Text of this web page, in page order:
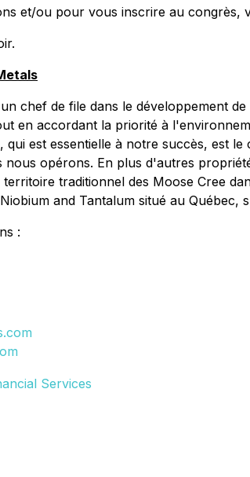
et/ou pour vous inscrire au congrès,
chef de file dans le développement
en accordant la priorité à
est essentielle à notre succès, est
nous opérons. En plus d'autres
traditionnel des Moose Cree
and Tantalum situé au
:
Services